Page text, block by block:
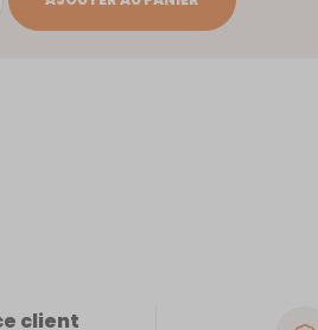
client